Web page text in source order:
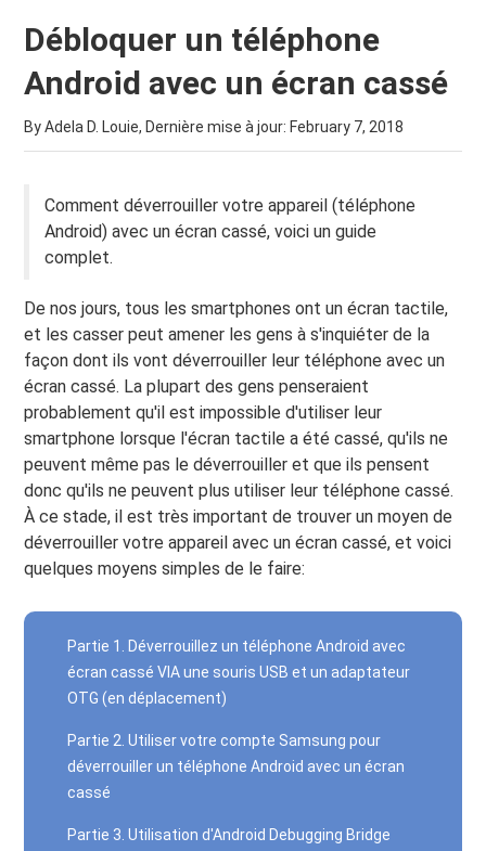
Débloquer un téléphone
Android avec un écran cassé
By Adela D. Louie, Dernière mise à jour: February 7, 2018
Comment déverrouiller votre appareil (téléphone
Android) avec un écran cassé, voici un guide
complet.
De nos jours, tous les smartphones ont un écran tactile,
et les casser peut amener les gens à s'inquiéter de la
façon dont ils vont déverrouiller leur téléphone avec un
écran cassé. La plupart des gens penseraient
probablement qu'il est impossible d'utiliser leur
smartphone lorsque l'écran tactile a été cassé, qu'ils ne
peuvent même pas le déverrouiller et que ils pensent
donc qu'ils ne peuvent plus utiliser leur téléphone cassé.
À ce stade, il est très important de trouver un moyen de
déverrouiller votre appareil avec un écran cassé, et voici
quelques moyens simples de le faire:
Partie 1. Déverrouillez un téléphone Android avec
écran cassé VIA une souris USB et un adaptateur
OTG (en déplacement)
Partie 2. Utiliser votre compte Samsung pour
déverrouiller un téléphone Android avec un écran
cassé
Partie 3. Utilisation d'Android Debugging Bridge